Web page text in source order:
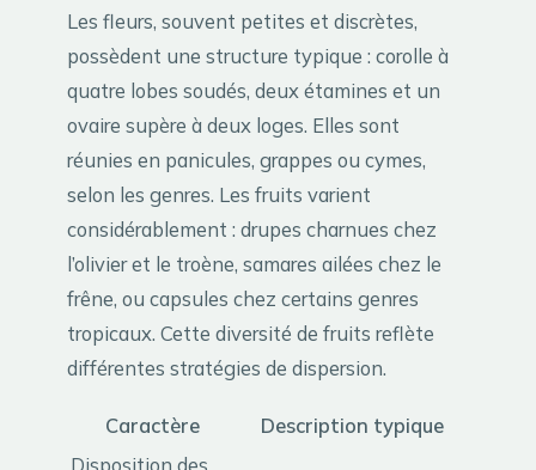
Les fleurs, souvent petites et discrètes,
possèdent une structure typique : corolle à
quatre lobes soudés, deux étamines et un
ovaire supère à deux loges. Elles sont
réunies en panicules, grappes ou cymes,
selon les genres. Les fruits varient
considérablement : drupes charnues chez
l’olivier et le troène, samares ailées chez le
frêne, ou capsules chez certains genres
tropicaux. Cette diversité de fruits reflète
différentes stratégies de dispersion.
Caractère
Description typique
Disposition des